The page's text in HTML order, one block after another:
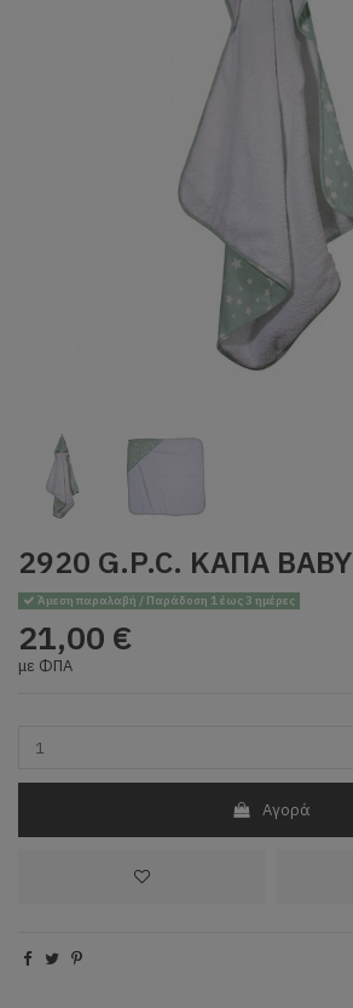
2920 G.P.C. ΚΑΠΑ BABY
Άμεση παραλαβή / Παράδοση 1 έως 3 ημέρες
21,00 €
με ΦΠΑ
Αγορά